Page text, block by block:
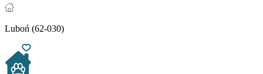
Luboń (62-030)